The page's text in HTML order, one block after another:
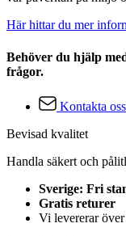
Här hittar du mer
Behöver du hjälp
frågor.
Kontakta oss
Bevisad kvalitet
Handla säkert och
Sverige: Fri
Gratis returer
Vi levererar